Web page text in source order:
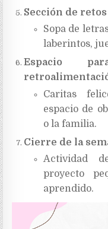
Sección de
Sopa de
laberintos,
Espacio
Caritas
espacio de
o la familia.
Cierre de la
Actividad
proyecto
aprendido.